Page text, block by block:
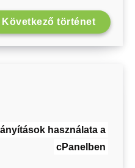
Következő történet
használata a
cPanelben